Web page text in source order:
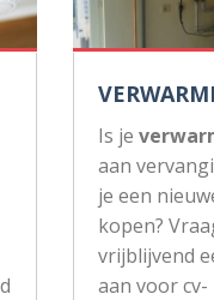
Is je
aan
je een
kopen?
vrijblijvend
aan voor cv-